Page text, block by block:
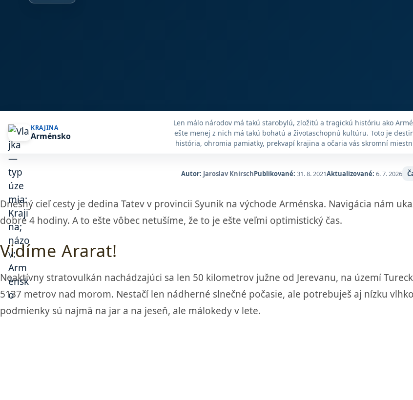
KRAJINA
Arménsko
Len málo národov má takú starobylú, zložitú a tragickú históriu ako
ešte menej z nich má takú bohatú a životaschopnú kultúru. Toto je
história, ohromia pamiatky, prekvapí krajina a očaria vás skromní
jednoduché miesto na objavovanie - cesty sú rozbité, doprava je často
sem je rovnako obohacujúce ako objavné.
Autor: Jaroslav KnirschPublikované: 31. 8. 2021Aktualizované: 6. 7. 2026
Dnešný cieľ cesty je dedina Tatev v provincii Syunik na východe Arménska. Navigácia nám
dobré 4 hodiny. A to ešte vôbec netušíme, že to je ešte veľmi optimistický čas.
Vidíme Ararat!
Neaktívny stratovulkán nachádzajúci sa len 50 kilometrov južne od Jerevanu, na území
5137 metrov nad morom. Nestačí len nádherné slnečné počasie, ale potrebuješ aj nízku
podmienky sú najmä na jar a na jeseň, ale málokedy v lete.